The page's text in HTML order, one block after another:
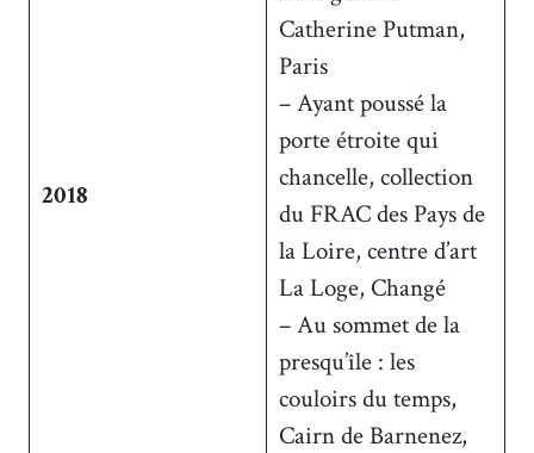
2018
Catherine Putman,
Paris
– Ayant poussé la
porte étroite qui
chancelle, collection
du FRAC des Pays de
la Loire, centre d’art
La Loge, Changé
– Au sommet de la
presqu’île : les
couloirs du temps,
Cairn de Barnenez,